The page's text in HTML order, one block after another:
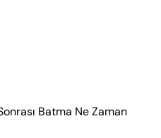
Batma Ne Zaman